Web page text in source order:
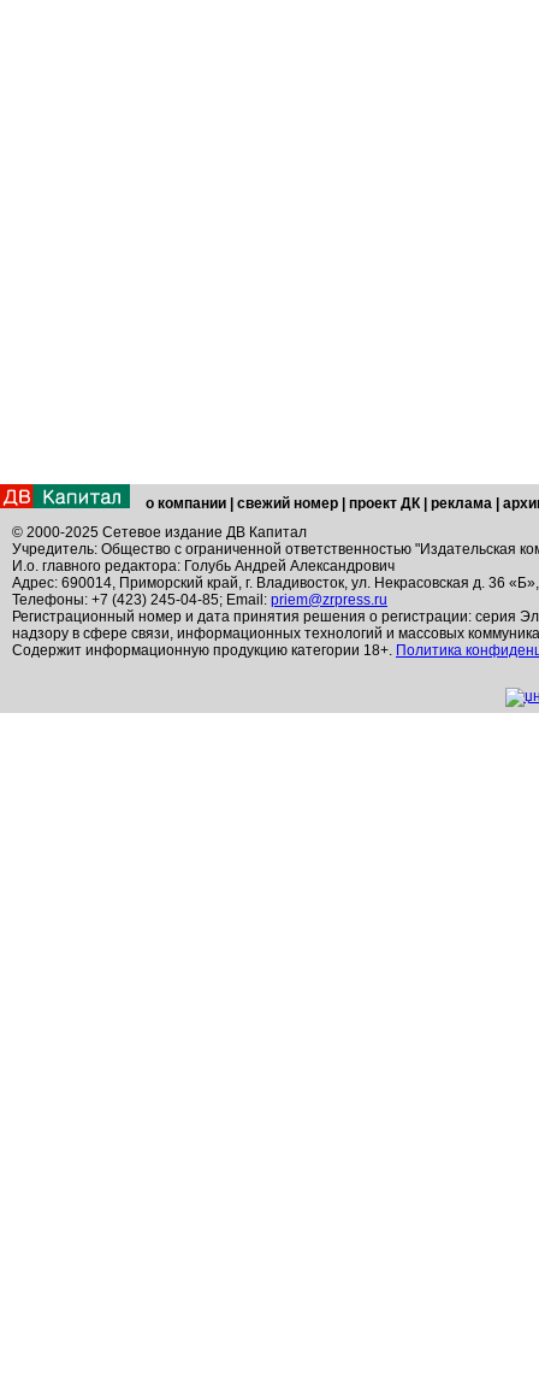
о компании свежий номер проект ДК реклама
© 2000-2025 Сетевое издание ДВ Капитал
Учредитель: Общество с ограниченной ответственностью "Издательская
И.о. главного редактора: Голубь Андрей Александрович
Адрес: 690014, Приморский край, г. Владивосток, ул. Некрасовская д. 36
Телефоны: +7 (423) 245-04-85; Email: priem@zrpress.ru
Регистрационный номер и дата принятия решения о регистрации: серия
надзору в сфере связи, информационных технологий и массовых
Содержит информационную продукцию категории 18+. Политика